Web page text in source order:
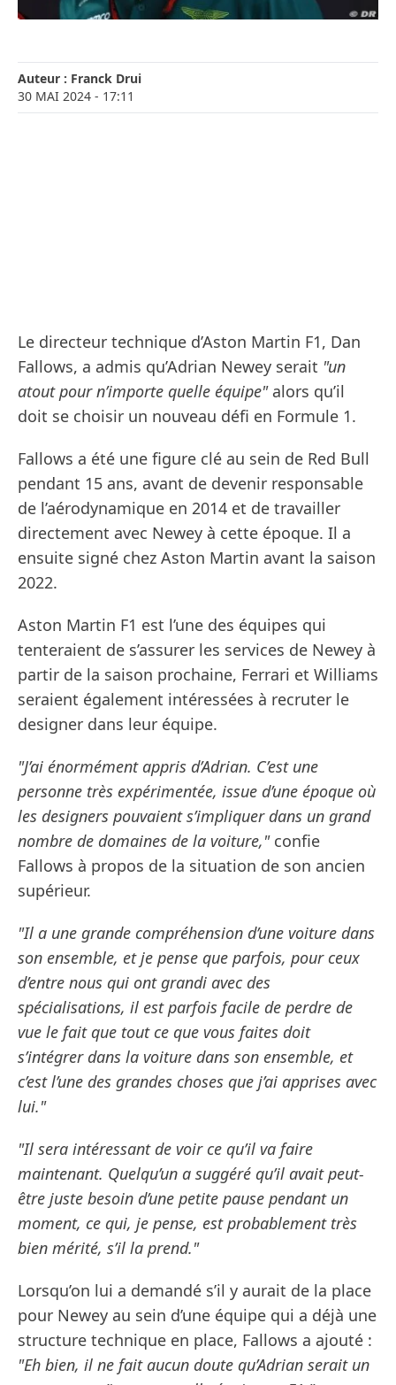
Auteur : Franck Drui
30 MAI 2024 - 17:11
Le directeur technique d’Aston Martin F1, Dan
Fallows, a admis qu’Adrian Newey serait "un
atout pour n’importe quelle équipe"alors qu’il
doit se choisir un nouveau défi en Formule 1.
Fallows a été une figure clé au sein de Red Bull
pendant 15 ans, avant de devenir responsable
de l’aérodynamique en 2014 et de travailler
directement avec Newey à cette époque. Il a
ensuite signé chez Aston Martin avant la saison
2022.
Aston Martin F1 est l’une des équipes qui
tenteraient de s’assurer les services de Newey à
partir de la saison prochaine, Ferrari et Williams
seraient également intéressées à recruter le
designer dans leur équipe.
"J’ai énormément appris d’Adrian. C’est une
personne très expérimentée, issue d’une époque où
les designers pouvaient s’impliquer dans un grand
nombre de domaines de la voiture,"confie
Fallows à propos de la situation de son ancien
supérieur.
"Il a une grande compréhension d’une voiture dans
son ensemble, et je pense que parfois, pour ceux
d’entre nous qui ont grandi avec des
spécialisations, il est parfois facile de perdre de
vue le fait que tout ce que vous faites doit
s’intégrer dans la voiture dans son ensemble, et
c’est l’une des grandes choses que j’ai apprises avec
lui."
"Il sera intéressant de voir ce qu’il va faire
maintenant. Quelqu’un a suggéré qu’il avait peut-
être juste besoin d’une petite pause pendant un
moment, ce qui, je pense, est probablement très
bien mérité, s’il la prend."
Lorsqu’on lui a demandé s’il y aurait de la place
pour Newey au sein d’une équipe qui a déjà une
structure technique en place, Fallows a ajouté :
"Eh bien, il ne fait aucun doute qu’Adrian serait un